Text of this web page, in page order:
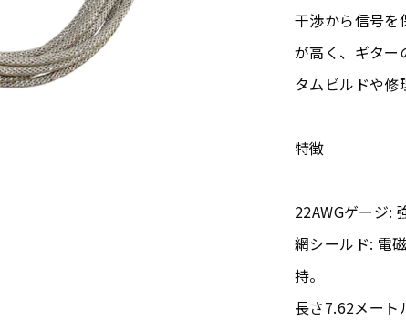
干渉から信号を
が高く、ギター
タムビルドや修
特徴
22AWGゲージ:
網シールド: 電
持。
長さ7.62メート